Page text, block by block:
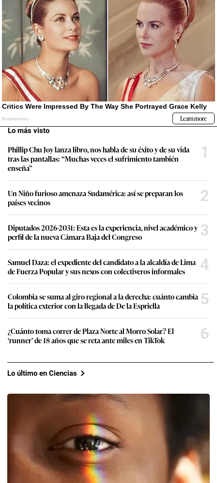
Lo más visto
Phillip Chu Joy lanza libro, nos habla de su éxito y de su vida
tras las pantallas: “Muchas veces el sufrimiento también
enseña”
1
Un Niño furioso amenaza Sudamérica: así se preparan los
países vecinos
2
Diputados 2026-2031: Esta es la experiencia, nivel académico y
perfil de la nueva Cámara Baja del Congreso
3
Samuel Daza: el expediente del candidato a la alcaldía de Lima
de Fuerza Popular y sus nexos con colectiveros informales
4
Colombia se suma al giro regional a la derecha: cuánto cambia
la política exterior con la llegada de De la Espriella
5
¿Cuánto toma correr de Plaza Norte al Morro Solar? El
‘runner’ de 18 años que se reta ante miles en TikTok
6
Lo último en Ciencias